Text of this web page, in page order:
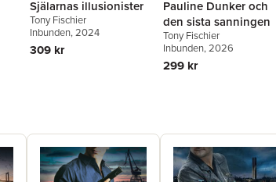
Själarnas illusionister
Tony Fischier
Inbunden, 2024
309 kr
Pauline Dunker och
den sista sanningen
Tony Fischier
Inbunden, 2026
299 kr